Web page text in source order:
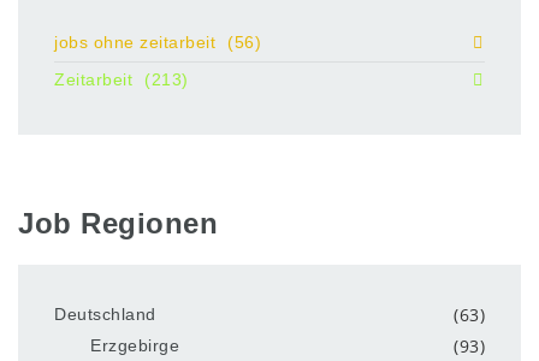
jobs ohne zeitarbeit
(56)
Zeitarbeit
(213)
Job Regionen
Deutschland (63)
Erzgebirge (93)